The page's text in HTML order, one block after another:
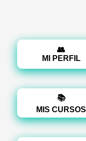
👥
MI PERFIL
📚
MIS CURSOS